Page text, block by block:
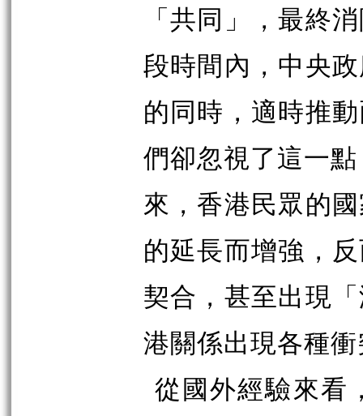
「共同」，最終
段時間內，中央
的同時，適時推
們卻忽視了這一
來，香港民眾的
的延長而增強，
契合，甚至出現
港關係出現各種
從國外經驗來看